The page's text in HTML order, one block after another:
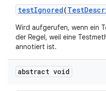
testIgnored(Test
Wird aufgerufen, wenn ein
der Regel, weil eine
annotiert ist.
abstract void